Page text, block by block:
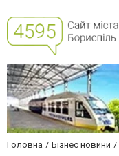
Головна Бізнес новини